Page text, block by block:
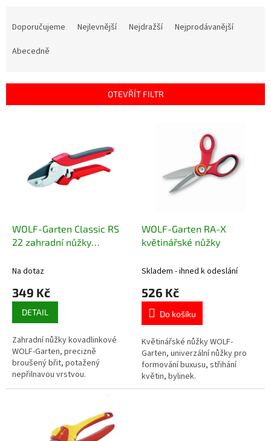
r
Doporučujeme Nejlevnější Nejdražší
Nejprodávanější
Abecedně
OTEVŘÍT FILTR
WOLF-Garten Classic RS
22 zahradní nůžky
Na dotaz
349 Kč
DETAIL
Zahradní nůžky kovadlinkové
WOLF-Garten, precizně
broušený břit, potažený
nepřilnavou vrstvou.
WOLF-Garten RA-X
květinářské nůžky
Skladem - ihned k odeslání
526 Kč
Do košíku
Květinářské nůžky WOLF-
Garten, univerzální nůžky pro
formování buxusu, střihání
květin, bylinek.